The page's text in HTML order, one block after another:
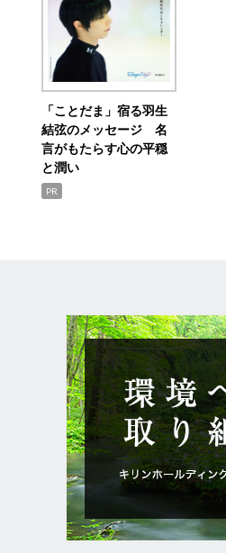
「ことだま」宿る羽生
結弦のメッセージ 名
言がもたらす心の平穏
と潤い
PR